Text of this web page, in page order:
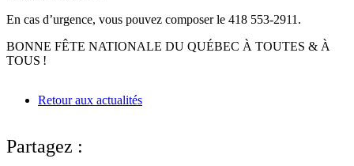
En cas d’urgence, vous pouvez composer le 418 553-2911.
BONNE FÊTE NATIONALE DU QUÉBEC À TOUTES & À
TOUS !
Retour aux actualités
Partagez :